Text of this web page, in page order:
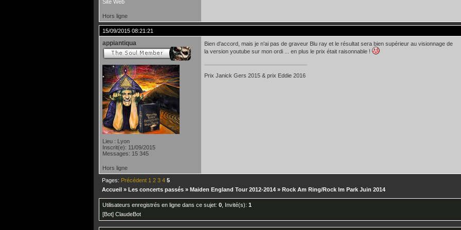
Site Web
Hors ligne
15/09/2015 08:21:21
appiantiqua
Lieu : Lyon
Inscrit(e): 11/09/2015
Messages: 15 345
Bien d'accord, mais je n'ai pas de graveur Blu ray et le résultat sera bien supérieur au visionnage de
la version youtube sur mon ordi ... en plus le prix était raisonnable !
Prix Janick Gers 2015 & prix Eddie 2016
Hors ligne
Pages: Précédent 1 2 3 4 5
Accueil » Les concerts passés » Maiden England Tour 2012-2014 » Rock Am Ring/Rock Im Park Juin 2014
Utilisateurs enregistrés en ligne dans ce sujet: 0 , Invité(s): 1
[Bot] ClaudeBot